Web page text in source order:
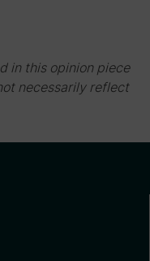
in this opinion piece
necessarily reflect